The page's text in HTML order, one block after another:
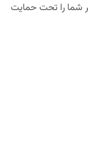
شما را تحت حمایت